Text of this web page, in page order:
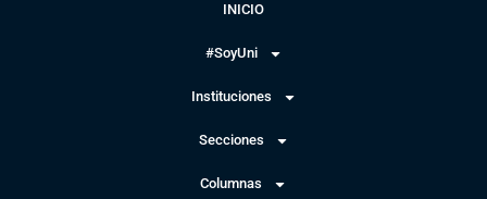
INICIO
#SoyUni
Instituciones
Secciones
Columnas